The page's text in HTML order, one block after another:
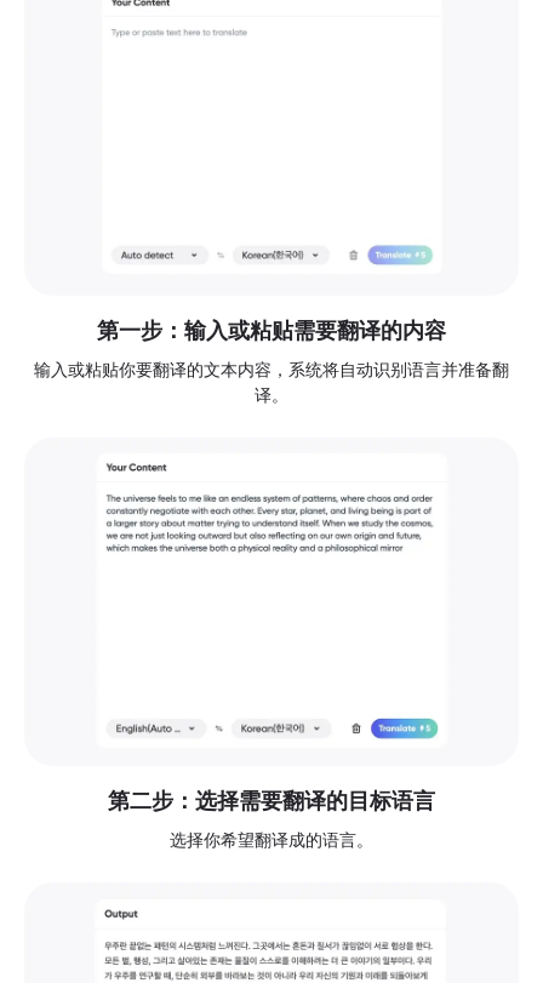
第一步：输入或粘贴需要翻译的内容
输入或粘贴你要翻译的文本内容，系统将自动识别语言并准备翻
译。
第二步：选择需要翻译的目标语言
选择你希望翻译成的语言。